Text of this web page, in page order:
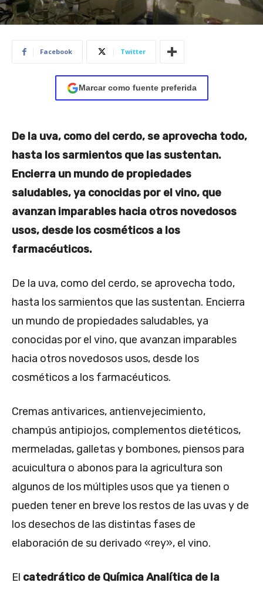
Facebook Twitter
Marcar como fuente preferida
De la uva, como del cerdo, se aprovecha todo,
hasta los sarmientos que las sustentan.
Encierra un mundo de propiedades
saludables, ya conocidas por el vino, que
avanzan imparables hacia otros novedosos
usos, desde los cosméticos a los
farmacéuticos.
De la uva, como del cerdo, se aprovecha todo,
hasta los sarmientos que las sustentan. Encierra
un mundo de propiedades saludables, ya
conocidas por el vino, que avanzan imparables
hacia otros novedosos usos, desde los
cosméticos a los farmacéuticos.
Cremas antivarices, antienvejecimiento,
champús antipiojos, complementos dietéticos,
mermeladas, galletas y bombones, piensos para
acuicultura o abonos para la agricultura son
algunos de los múltiples usos que ya tienen o
pueden tener en breve los restos de las uvas y de
los desechos de las distintas fases de
elaboración de su derivado «rey», el vino.
El catedrático de Química Analítica de la